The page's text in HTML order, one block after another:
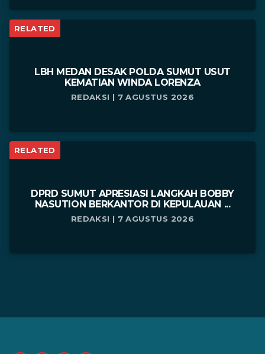
RELATED
LBH MEDAN DESAK POLDA SUMUT USUT
KEMATIAN WINDA LORENZA
REDAKSI | 7 AGUSTUS 2026
RELATED
DPRD SUMUT APRESIASI LANGKAH BOBBY
NASUTION BERKANTOR DI KEPULAUAN ...
REDAKSI | 7 AGUSTUS 2026